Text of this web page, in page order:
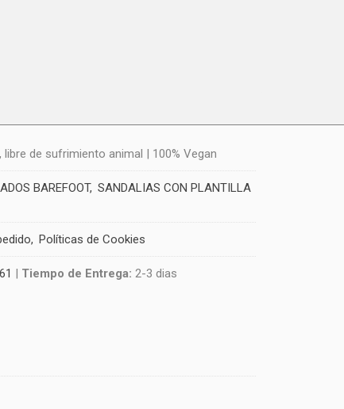
de sufrimiento animal | 100% Vegan
BAREFOOT SANDALIAS CON PLANTILLA
Políticas de Cookies
| Tiempo de Entrega: 2-3 dias